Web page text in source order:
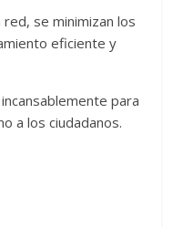
se minimizan los
eficiente y
para
a los ciudadanos.